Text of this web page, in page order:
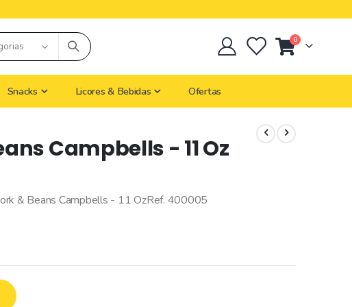
Cart
0
Snacks Licores & Bebidas Ofertas
Campbells - 11 Oz
& Beans Campbells - 11 OzRef. 400005